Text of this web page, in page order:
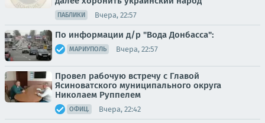
ПАБЛИКИ Вчера, 22:57
По информации д/р "Вода Донбасса":
МАРИУПОЛЬ Вчера, 22:57
Провел рабочую встречу с Главой
Ясиноватского муниципального округа
Николаем Руппелем
ОФИЦ. Вчера, 22:42